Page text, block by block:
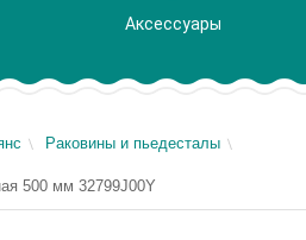
Аксессуары
Раковины и пьедесталы
500 мм 32799J00Y